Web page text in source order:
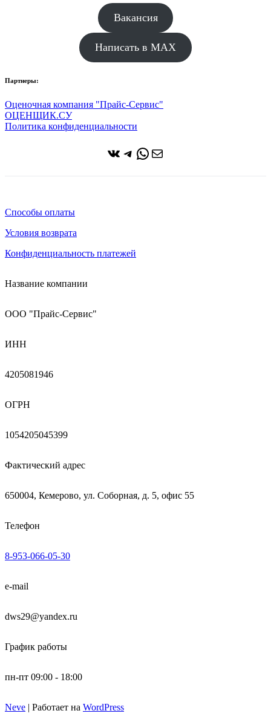
Вакансия
Написать в MAX
Партнеры:
Оценочная компания "Прайс-Сервис"
ОЦЕНЩИК.СУ
Политика конфиденциальности
ВКонтакте
Telegram
WhatsApp
Почта
Способы оплаты
Условия возврата
Конфиденциальность платежей
Название компании
ООО "Прайс-Сервис"
ИНН
4205081946
ОГРН
1054205045399
Фактический адрес
650004, Кемерово, ул. Соборная, д. 5, офис 55
Телефон
8-953-066-05-30
e-mail
dws29@yandex.ru
График работы
пн-пт 09:00 - 18:00
Neve | Работает на WordPress